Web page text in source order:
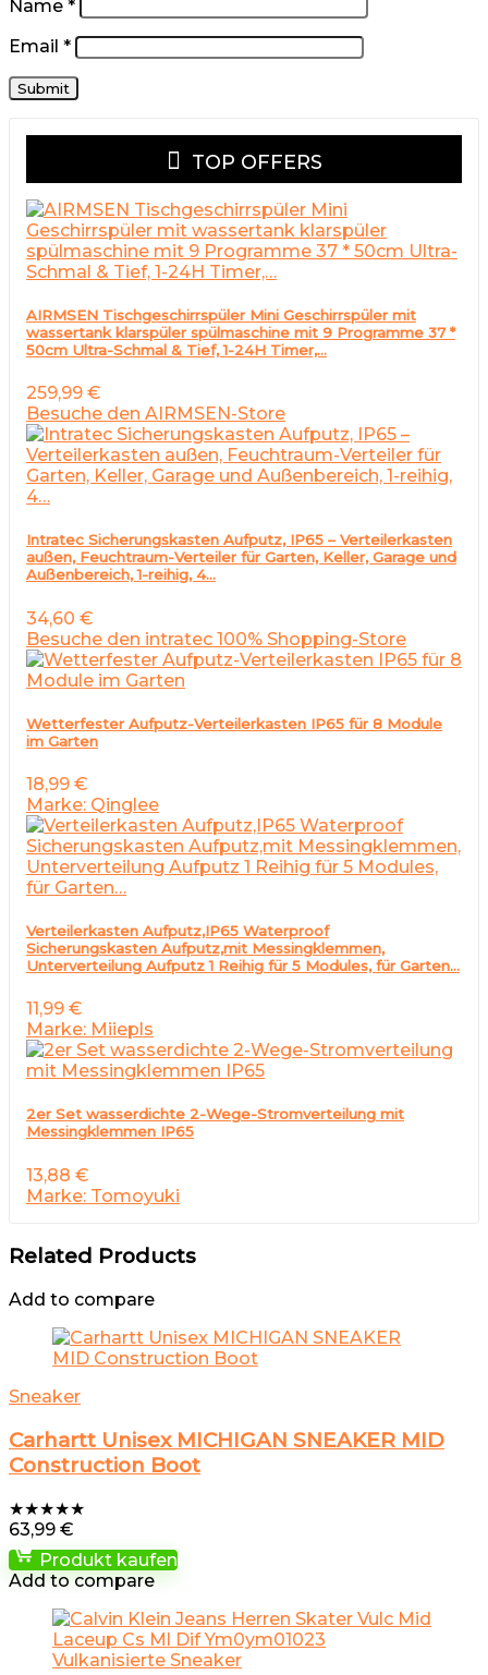
Name *
Email *
TOP OFFERS
AIRMSEN Tischgeschirrspüler Mini Geschirrspüler mit
wassertank klarspüler spülmaschine mit 9 Programme 37 *
50cm Ultra-Schmal & Tief, 1-24H Timer,…
259,99 €
Besuche den AIRMSEN-Store
Intratec Sicherungskasten Aufputz, IP65 – Verteilerkasten
außen, Feuchtraum-Verteiler für Garten, Keller, Garage und
Außenbereich, 1-reihig, 4…
34,60 €
Besuche den intratec 100% Shopping-Store
Wetterfester Aufputz-Verteilerkasten IP65 für 8 Module
im Garten
18,99 €
Marke: Qinglee
Verteilerkasten Aufputz,IP65 Waterproof
Sicherungskasten Aufputz,mit Messingklemmen,
Unterverteilung Aufputz 1 Reihig für 5 Modules, für Garten…
11,99 €
Marke: Miiepls
2er Set wasserdichte 2-Wege-Stromverteilung mit
Messingklemmen IP65
13,88 €
Marke: Tomoyuki
Related Products
Add to compare
Sneaker
Carhartt Unisex MICHIGAN SNEAKER MID
Construction Boot
★★★★★
63,99 €
Produkt kaufen
Add to compare